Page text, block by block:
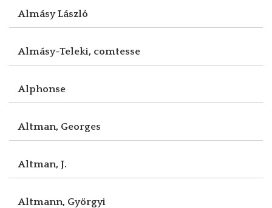
Almásy László
Almásy-Teleki, comtesse
Alphonse
Altman, Georges
Altman, J.
Altmann, Györgyi